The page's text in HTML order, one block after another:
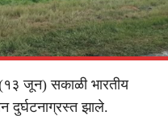
जून) सकाळी भारतीय
दुर्घटनाग्रस्त झाले.